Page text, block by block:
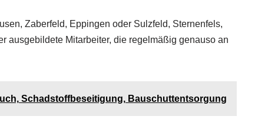
Zaberfeld, Eppingen oder Sulzfeld, Sternenfels,
ausgebildete Mitarbeiter, die regelmäßig genauso an
Schadstoffbeseitigung, Bauschuttentsorgung